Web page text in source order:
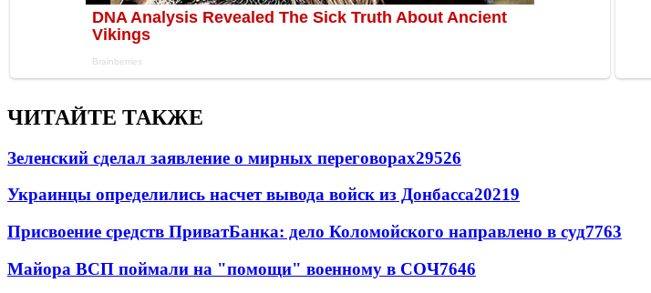
ЧИТАЙТЕ ТАКЖЕ
Зеленский сделал заявление о мирных переговорах29526
Украинцы определились насчет вывода войск из Донбасса20219
Присвоение средств ПриватБанка: дело Коломойского направлено в суд7763
Майора ВСП поймали на "помощи" военному в СОЧ7646